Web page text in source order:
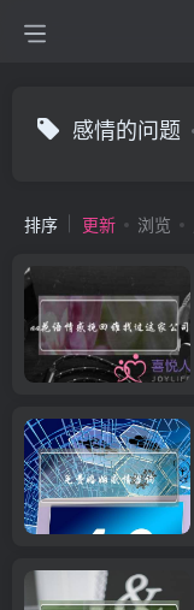
感情的问题
排序 更新 浏览